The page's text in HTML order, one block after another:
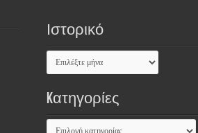
Ιστορικό
Kατηγορίες